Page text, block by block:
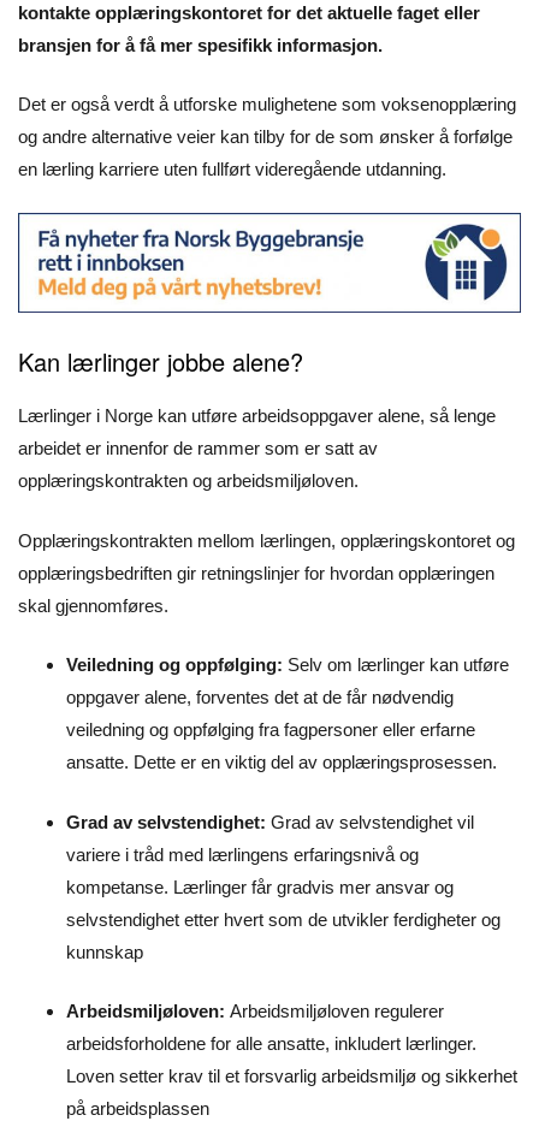
kontakte opplæringskontoret for det aktuelle faget eller
bransjen for å få mer spesifikk informasjon.
Det er også verdt å utforske mulighetene som voksenopplæring
og andre alternative veier kan tilby for de som ønsker å forfølge
en lærling karriere uten fullført videregående utdanning.
Kan lærlinger jobbe alene?
Lærlinger i Norge kan utføre arbeidsoppgaver alene, så lenge
arbeidet er innenfor de rammer som er satt av
opplæringskontrakten og arbeidsmiljøloven.
Opplæringskontrakten mellom lærlingen, opplæringskontoret og
opplæringsbedriften gir retningslinjer for hvordan opplæringen
skal gjennomføres.
Veiledning og oppfølging: Selv om lærlinger kan utføre
oppgaver alene, forventes det at de får nødvendig
veiledning og oppfølging fra fagpersoner eller erfarne
ansatte. Dette er en viktig del av opplæringsprosessen.
Grad av selvstendighet: Grad av selvstendighet vil
variere i tråd med lærlingens erfaringsnivå og
kompetanse. Lærlinger får gradvis mer ansvar og
selvstendighet etter hvert som de utvikler ferdigheter og
kunnskap
Arbeidsmiljøloven: Arbeidsmiljøloven regulerer
arbeidsforholdene for alle ansatte, inkludert lærlinger.
Loven setter krav til et forsvarlig arbeidsmiljø og sikkerhet
på arbeidsplassen